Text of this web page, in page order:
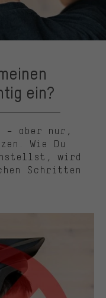
ein?
– aber nur,
Wie Du
wird
Schritten